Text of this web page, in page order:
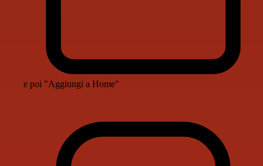
e poi "Aggiungi a Home"